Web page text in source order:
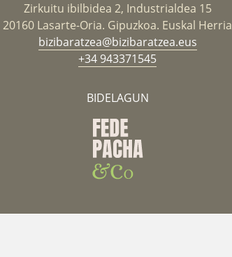
Zirkuitu ibilbidea 2, Industrialdea 15
20160 Lasarte-Oria. Gipuzkoa. Euskal Herria
bizibaratzea@bizibaratzea.eus
+34 943371545
BIDELAGUN